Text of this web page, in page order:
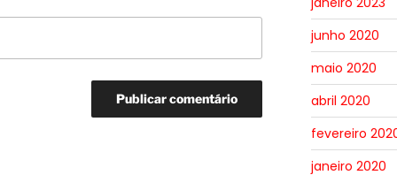
junho 2020
maio 2020
abril 2020
fevereiro
janeiro 2020